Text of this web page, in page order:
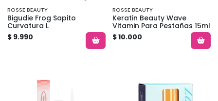
ROSSE BEAUTY
Bigudie Frog Sapito
Curvatura L
$ 9.990
ROSSE BEAUTY
Keratin Beauty Wave
Vitamin Para Pestañas 15ml
$ 10.000